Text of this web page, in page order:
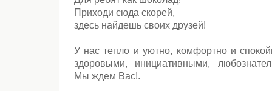
Приходи сюда скорей,
здесь найдешь своих друзей!
У нас тепло и уютно, комфортно и
здоровыми, инициативными,
Мы ждем Вас!.